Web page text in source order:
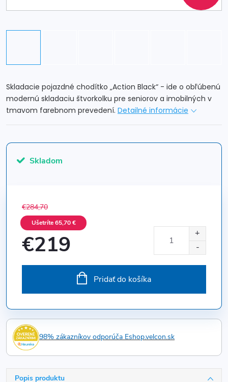
Skladacie pojazdné chodítko „Action Black“ - ide o obľúbenú
modernú skladaciu štvorkolku pre seniorov a imobilných v
tmavom farebnom prevedení. Detailné informácie
Skladom
€284,70
Ušetríte 65,70 €
€219
Pridať do košíka
98% zákazníkov odporúča Eshop.velcon.sk
Popis produktu